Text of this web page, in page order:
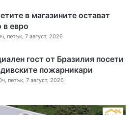
в магазините остават
в евро
петък, 7 август, 2026
гост от Бразилия посети
пожарникари
петък, 7 август, 2026